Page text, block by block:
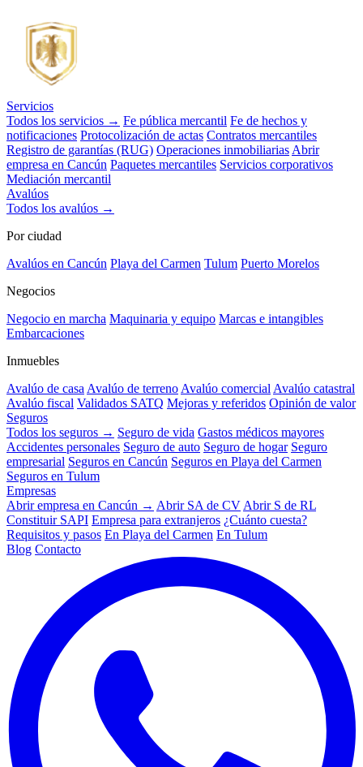
Servicios
Todos los servicios → Fe pública mercantil Fe de hechos y
notificaciones Protocolización de actas Contratos mercantiles
Registro de garantías (RUG) Operaciones inmobiliarias Abrir
empresa en Cancún Paquetes mercantiles Servicios corporativos
Mediación mercantil
Avalúos
Todos los avalúos →
Por ciudad
Avalúos en Cancún Playa del Carmen Tulum Puerto Morelos
Negocios
Negocio en marcha Maquinaria y equipo Marcas e intangibles
Embarcaciones
Inmuebles
Avalúo de casa Avalúo de terreno Avalúo comercial Avalúo catastral
Avalúo fiscal Validados SATQ Mejoras y referidos Opinión de valor
Seguros
Todos los seguros → Seguro de vida Gastos médicos mayores
Accidentes personales Seguro de auto Seguro de hogar Seguro
empresarial Seguros en Cancún Seguros en Playa del Carmen
Seguros en Tulum
Empresas
Abrir empresa en Cancún → Abrir SA de CV Abrir S de RL
Constituir SAPI Empresa para extranjeros ¿Cuánto cuesta?
Requisitos y pasos En Playa del Carmen En Tulum
Blog Contacto